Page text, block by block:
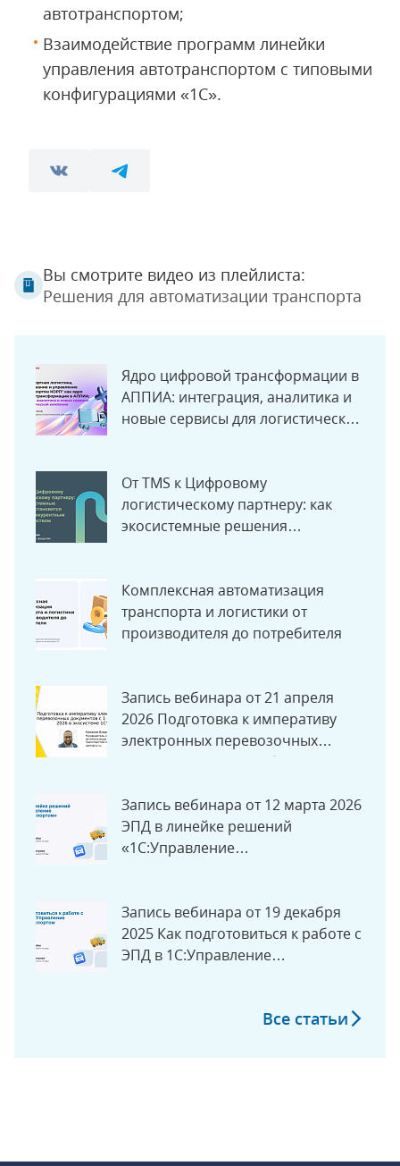
автотранспортом;
Взаимодействие программ линейки
управления автотранспортом с типовыми
конфигурациями «1С».
Вы смотрите видео из плейлиста:
Решения для автоматизации транспорта
Ядро цифровой трансформации в
АППИА: интеграция, аналитика и
новые сервисы для логистической
От TMS к Цифровому
логистическому партнеру: как
экосистемные решения
Комплексная автоматизация
транспорта и логистики от
производителя до потребителя
Запись вебинара от 21 апреля
2026 Подготовка к императиву
электронных перевозочных
документов с 1 сентября 2026 в
Запись вебинара от 12 марта 2026
ЭПД в линейке решений
«1С:Управление
Запись вебинара от 19 декабря
2025 Как подготовиться к работе с
ЭПД в 1С:Управление
Все статьи